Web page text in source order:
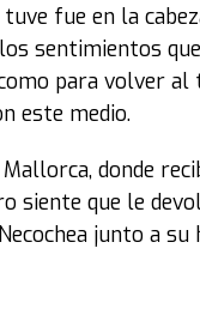
fue en la
sentimientos
para volver al
este medio.
donde
siente que le
junto a su